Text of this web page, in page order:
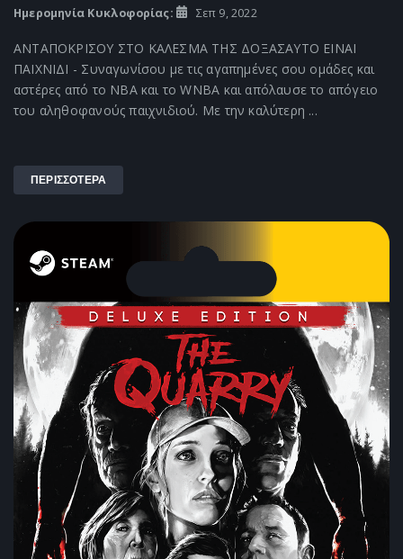
Ημερομηνία Κυκλοφορίας: Σεπ 9, 2022
ΑΝΤΑΠΟΚΡΙΣΟΥ ΣΤΟ ΚΑΛΕΣΜΑ ΤΗΣ ΔΟΞΑΣΑΥΤΟ ΕΙΝΑΙ
ΠΑΙΧΝΙΔΙ - Συναγωνίσου με τις αγαπημένες σου ομάδες και
αστέρες από το NBA και το WNBA και απόλαυσε το απόγειο
του αληθοφανούς παιχνιδιού. Με την καλύτερη ...
ΠΕΡΙΣΣΟΤΕΡΑ